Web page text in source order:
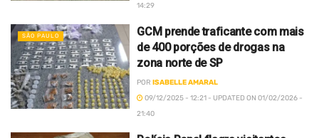
14:29
SÃO PAULO
GCM prende traficante com mais
de 400 porções de drogas na
zona norte de SP
POR ISABELLE AMARAL
09/12/2025 - 12:21 - UPDATED ON 01/02/2026 -
21:40